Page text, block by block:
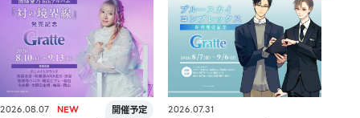
2026.08.07 2026.07.31